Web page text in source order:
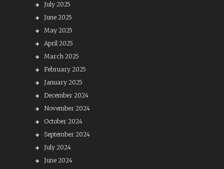
July 2025
June 2025
May 2025
April 2025
March 2025
February 2025
January 2025
December 2024
November 2024
October 2024
September 2024
July 2024
June 2024